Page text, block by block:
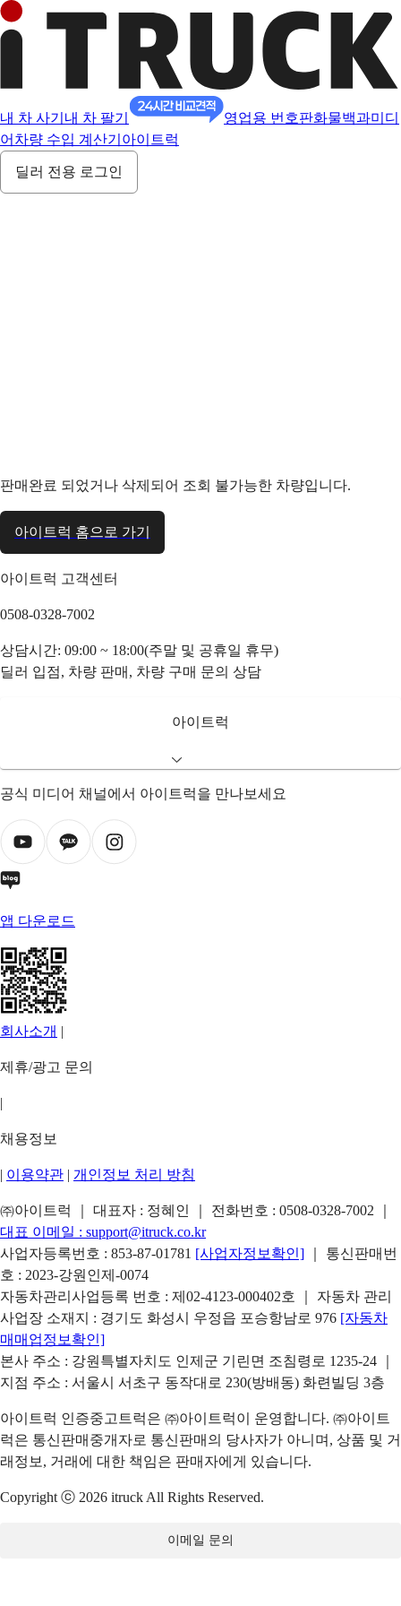
내 차 사기 내 차 팔기 영업용 번호판화물백과미디
어 차량 수입 계산기 아이트럭
딜러 전용 로그인
판매완료 되었거나 삭제되어 조회 불가능한 차량입니다.
아이트럭 홈으로 가기
아이트럭 고객센터
0508-0328-7002
상담시간: 09:00 ~ 18:00(주말 및 공휴일 휴무)
딜러 입점, 차량 판매, 차량 구매 문의 상담
아이트럭
공식 미디어 채널에서 아이트럭을 만나보세요
앱 다운로드
회사소개 |
제휴/광고 문의
|
채용정보
| 이용약관 | 개인정보 처리 방침
㈜아이트럭 ｜ 대표자 : 정혜인 ｜ 전화번호 : 0508-0328-7002
대표 이메일 : support@itruck.co.kr
사업자등록번호 : 853-87-01781 [사업자정보확인]
｜ 통신판매번
호 : 2023-강원인제-0074
자동차관리사업등록 번호 : 제02-4123-000402호 ｜ 자동차 관리
사업장 소재지 : 경기도 화성시 우정읍 포승항남로 976 [자동차
매매업정보확인]
본사 주소 : 강원특별자치도 인제군 기린면 조침령로 1235-24 ｜
지점 주소 : 서울시 서초구 동작대로 230(방배동) 화련빌딩 3층
아이트럭 인증중고트럭은 ㈜아이트럭이 운영합니다. ㈜아이트
럭은 통신판매중개자로 통신판매의 당사자가 아니며, 상품 및 거
래정보, 거래에 대한 책임은 판매자에게 있습니다.
Copyright ⓒ 2026 itruck All Rights Reserved.
이메일 문의